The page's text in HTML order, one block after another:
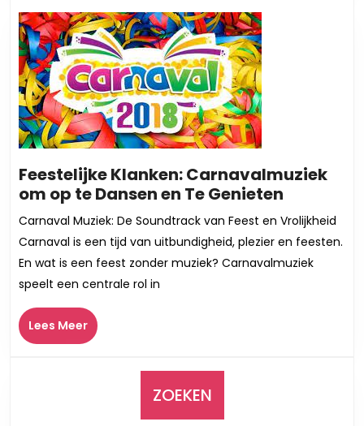
Feestelijke Klanken: Carnavalmuziek
om op te Dansen en Te Genieten
Klanken:
om
op
Carnaval Muziek: De Soundtrack van Feest en Vrolijkheid
Carnaval is een tijd van uitbundigheid, plezier en feesten.
En wat is een feest zonder muziek? Carnavalmuziek
speelt een centrale rol in
Lees MeerLees
Meer
ZOEKEN